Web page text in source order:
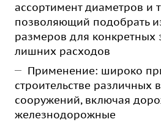
ассортимент диаметров и
позволяющий подобрать
размеров для конкретных
лишних расходов
Применение: широко
строительстве различных
сооружений, включая
железнодорожные